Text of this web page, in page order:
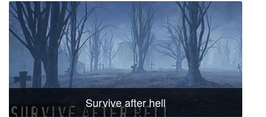
Survive after hell